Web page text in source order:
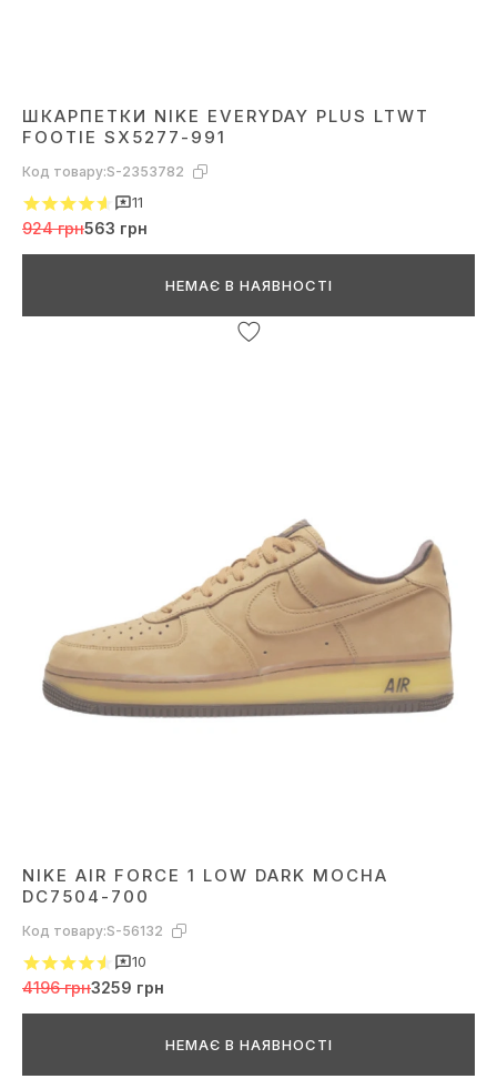
ШКАРПЕТКИ NIKE EVERYDAY PLUS LTWT
FOOTIE SX5277-991
Код товару:S-2353782
11
924 грн563 грн
НЕМАЄ В НАЯВНОСТІ
NIKE AIR FORCE 1 LOW DARK MOCHA
DC7504-700
Код товару:S-56132
10
4196 грн3259 грн
НЕМАЄ В НАЯВНОСТІ